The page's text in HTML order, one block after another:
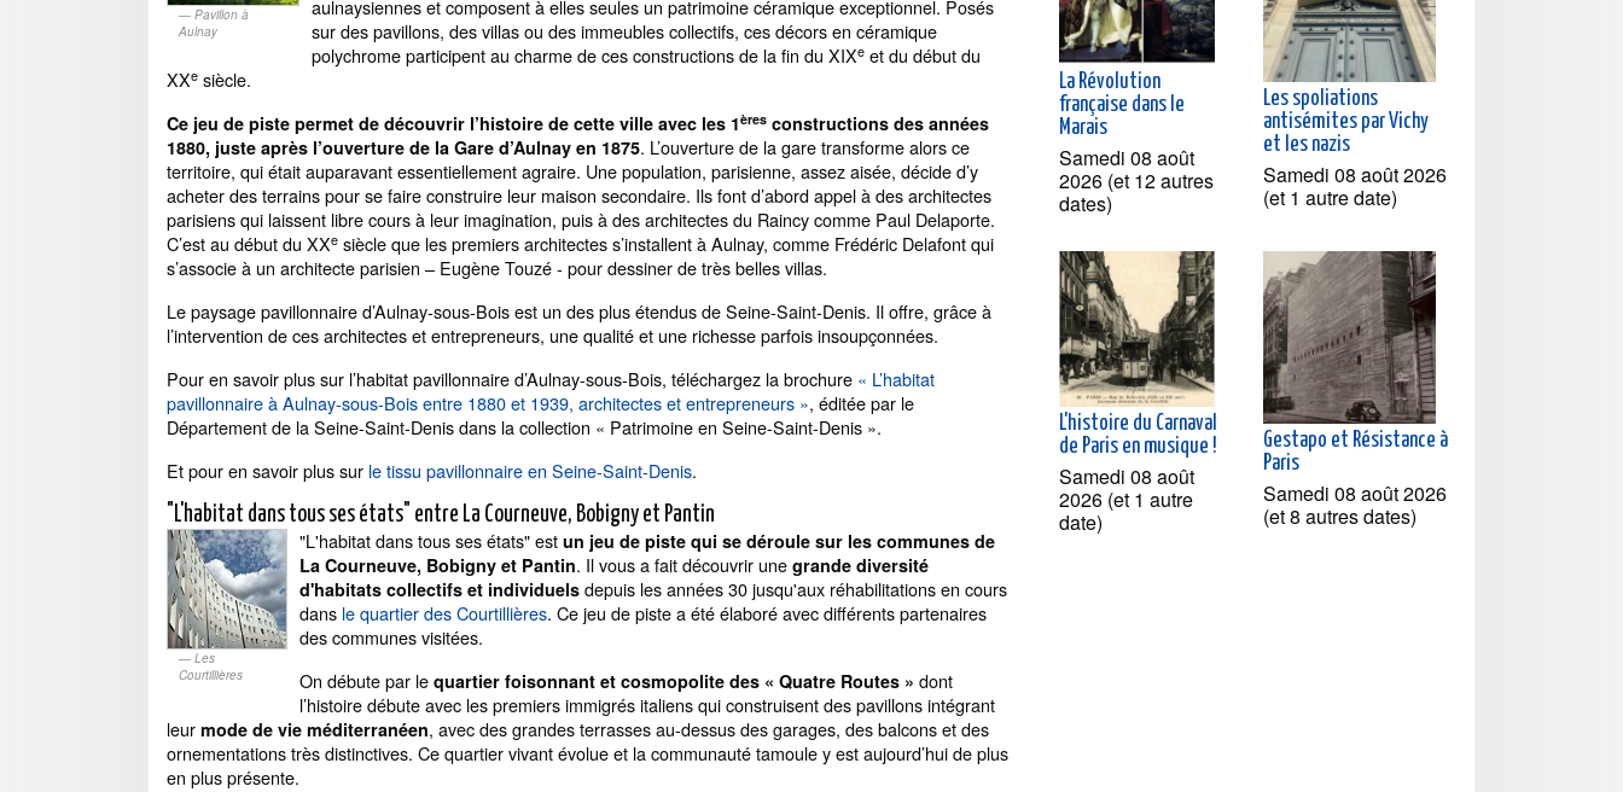
Pavillon à
Aulnay
aulnaysiennes et composent à elles seules un patrimoine céramique exceptionnel. Posés
sur des pavillons, des villas ou des immeubles collectifs, ces décors en céramique
polychrome participent au charme de ces constructions de la fin du XIXe et du début du
XXe siècle.
Ce jeu de piste permet de découvrir l’histoire de cette ville avec les 1ères constructions des années
1880, juste après l’ouverture de la Gare d’Aulnay en 1875. L’ouverture de la gare transforme alors ce
territoire, qui était auparavant essentiellement agraire. Une population, parisienne, assez aisée, décide d’y
acheter des terrains pour se faire construire leur maison secondaire. Ils font d’abord appel à des architectes
parisiens qui laissent libre cours à leur imagination, puis à des architectes du Raincy comme Paul Delaporte.
C’est au début du XXe siècle que les premiers architectes s’installent à Aulnay, comme Frédéric Delafont qui
s’associe à un architecte parisien – Eugène Touzé - pour dessiner de très belles villas.
Le paysage pavillonnaire d’Aulnay-sous-Bois est un des plus étendus de Seine-Saint-Denis. Il offre, grâce à
l’intervention de ces architectes et entrepreneurs, une qualité et une richesse parfois insoupçonnées.
Pour en savoir plus sur l’habitat pavillonnaire d’Aulnay-sous-Bois, téléchargez la brochure « L’habitat
pavillonnaire à Aulnay-sous-Bois entre 1880 et 1939, architectes et entrepreneurs », éditée par le
Département de la Seine-Saint-Denis dans la collection « Patrimoine en Seine-Saint-Denis ».
Et pour en savoir plus sur le tissu pavillonnaire en Seine-Saint-Denis.
"L'habitat dans tous ses états" entre La Courneuve, Bobigny et Pantin
Les
Courtillières
"L'habitat dans tous ses états" est un jeu de piste qui se déroule sur les communes de
La Courneuve, Bobigny et Pantin. Il vous a fait découvrir une grande diversité
d'habitats collectifs et individuels depuis les années 30 jusqu'aux réhabilitations en cours
dans le quartier des Courtillières. Ce jeu de piste a été élaboré avec différents partenaires
des communes visitées.
On débute par le quartier foisonnant et cosmopolite des « Quatre Routes » dont
l’histoire débute avec les premiers immigrés italiens qui construisent des pavillons intégrant
leur mode de vie méditerranéen, avec des grandes terrasses au-dessus des garages, des balcons et des
ornementations très distinctives. Ce quartier vivant évolue et la communauté tamoule y est aujourd’hui de plus
en plus présente.
La Révolution
française dans le
Marais
Samedi 08 août
2026 (et 12 autres
dates)
Les spoliations
antisémites par Vichy
et les nazis
Samedi 08 août 2026
(et 1 autre date)
L'histoire du Carnaval
de Paris en musique !
Samedi 08 août
2026 (et 1 autre
date)
Gestapo et Résistance à
Paris
Samedi 08 août 2026
(et 8 autres dates)